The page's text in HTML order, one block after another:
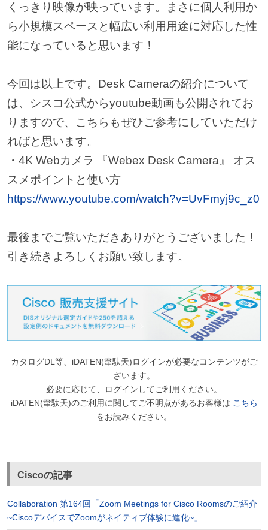
くっきり映像が映っています。まさに個人利用か
ら小規模スペースと幅広い利用用途に対応した性
能になっていると思います！
今回は以上です。Desk Cameraの紹介について
は、シスコ公式からyoutube動画も公開されてお
りますので、こちらもぜひご参考にしていただけ
ればと思います。
・4K Webカメラ 『Webex Desk Camera』 オス
スメポイントと使い方
https://www.youtube.com/watch?v=UvFmyj9c_z0
最後までご覧いただきありがとうございました！
引き続きよろしくお願い致します。
カタログDL等、iDATEN(韋駄天)ログインが必要なコンテンツがご
ざいます。
必要に応じて、ログインしてご利用ください。
iDATEN(韋駄天)のご利用に関してご不明点があるお客様は こちら
をお読みください。
Ciscoの記事
Collaboration 第164回「Zoom Meetings for Cisco Roomsのご紹介
~CiscoデバイスでZoomがネイティブ体験に進化~」